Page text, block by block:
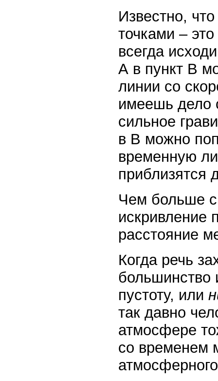
Известно,
точками –
всегда
А в пункт В
линии со
имеешь дело
сильное
в В можно
временную
приблизятся
Чем больше
искривление
расстояние
Когда речь
большинство
пустоту, или
так давно
атмосфере
со временем